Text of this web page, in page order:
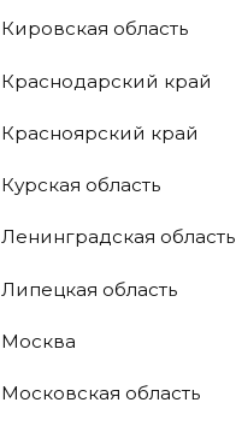
Кировская область
Краснодарский край
Красноярский край
Курская область
Ленинградская область
Липецкая область
Москва
Московская область